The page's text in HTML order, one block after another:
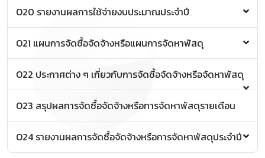
รายงานการกำกับติดตามการใช้จ่าย ประจำปีงบประมาณ
พ.ศ.2564
O20 รายงานผลการใช้จ่ายงบประมาณประจำปี
รายงานผลการปฏิบัติงานและการใช้จ่ายงบประมาณ
ประจำปีงบประมาณ พ.ศ.2564
O21 แผนการจัดซื้อจัดจ้างหรือแผนการจัดหาพัสดุ
แผนการการจัดซื้อจัดจ้างประจำปีงบประมาณ พ.ศ.2564
O22 ประกาศต่าง ๆ เกี่ยวกับการจัดซื้อจัดจ้างหรือจัดหาพัสดุ
ข่าวประกาศจัดซื้อจัดจ้าง
O23 สรุปผลการจัดซื้อจัดจ้างหรือการจัดหาพัสดุรายเดือน
O24 รายงานผลการจัดซื้อจัดจ้างหรือการจัดหาพัสดุประจำปี